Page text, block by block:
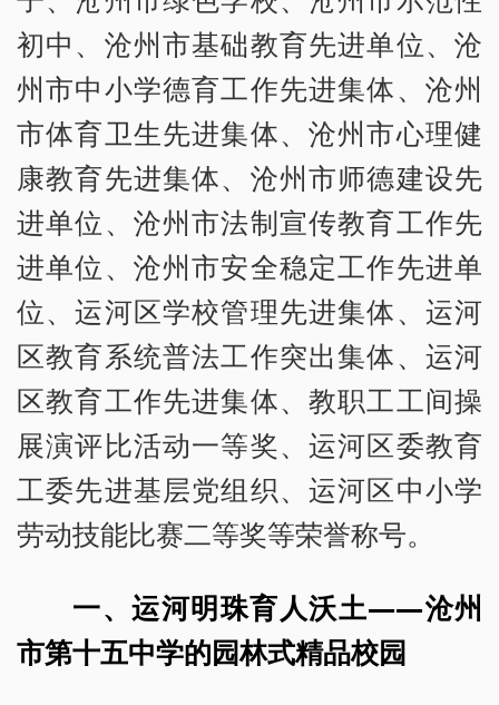
初中、沧州市基础教育先进单位、沧
州市中小学德育工作先进集体、沧州
市体育卫生先进集体、沧州市心理健
康教育先进集体、沧州市师德建设先
进单位、沧州市法制宣传教育工作先
进单位、沧州市安全稳定工作先进单
位、运河区学校管理先进集体、运河
区教育系统普法工作突出集体、运河
区教育工作先进集体、教职工工间操
展演评比活动一等奖、运河区委教育
工委先进基层党组织、运河区中小学
劳动技能比赛二等奖等荣誉称号。
一、运河明珠育人沃土——沧州
市第十五中学的园林式精品校园